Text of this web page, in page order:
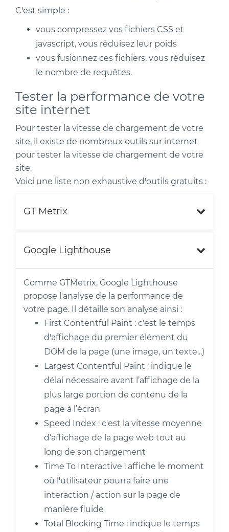
C'est simple :
vous compressez vos fichiers CSS et
javascript, vous réduisez leur poids
vous fusionnez ces fichiers, vous réduisez
le nombre de requêtes.
Tester la performance de votre
site internet
Pour tester la vitesse de chargement de votre
site, il existe de nombreux outils sur internet
pour tester la vitesse de chargement de votre
site.
Voici une liste non exhaustive d'outils gratuits :
GT Metrix
Google Lighthouse
Comme GTMetrix, Google Lighthouse
propose l'analyse de la performance de
votre page. Il détaille son analyse ainsi :
First Contentful Paint : c'est le temps
d'affichage du premier élément du
DOM de la page (une image, un texte...)
Largest Contentful Paint : indique le
délai nécessaire avant l’affichage de la
plus large portion de contenu de la
page à l’écran
Speed Index : c'est la vitesse moyenne
d’affichage de la page web tout au
long de son chargement
Time To Interactive : affiche le moment
où l'utilisateur pourra faire une
interaction / action sur la page de
manière fluide
Total Blocking Time : indique le temps